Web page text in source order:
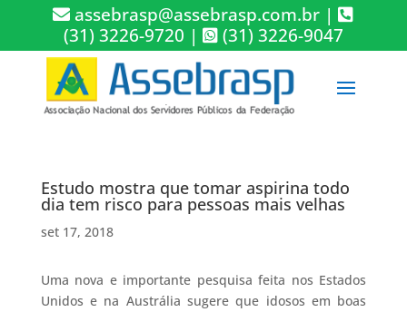
assebrasp@assebrasp.com.br |
(31) 3226-9720 | (31) 3226-9047
Estudo mostra que tomar aspirina todo
dia tem risco para pessoas mais velhas
set 17, 2018
Uma nova e importante pesquisa feita nos Estados
Unidos e na Austrália sugere que idosos em boas